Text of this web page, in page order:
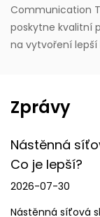
Communication
poskytne kvalitní
na vytvoření
Zprávy
Nástěnná
Co je lepší?
2026-07-30
Nástěnná síťová